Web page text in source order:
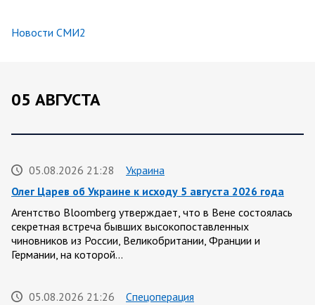
Новости СМИ2
05 АВГУСТА
05.08.2026 21:28
Украина
Олег Царев об Украине к исходу 5 августа 2026 года
Агентство Bloomberg утверждает, что в Вене состоялась
секретная встреча бывших высокопоставленных
чиновников из России, Великобритании, Франции и
Германии, на которой…
05.08.2026 21:26
Спецоперация